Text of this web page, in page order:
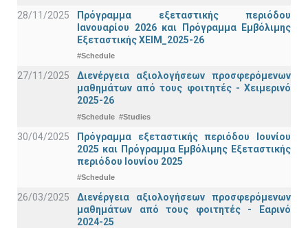
28/11/2025
Πρόγραμμα εξεταστικής περιόδου
Ιανουαρίου 2026 και Πρόγραμμα Εμβόλιμης
Εξεταστικής ΧΕΙΜ_2025-26
#Schedule
27/11/2025
Διενέργεια αξιολογήσεων προσφερόμενων
μαθημάτων από τους φοιτητές - Χειμερινό
2025-26
#Schedule #Studies
30/04/2025
Πρόγραμμα εξεταστικής περιόδου Ιουνίου
2025 και Πρόγραμμα Εμβόλιμης Εξεταστικής
περιόδου Ιουνίου 2025
#Schedule
26/03/2025
Διενέργεια αξιολογήσεων προσφερόμενων
μαθημάτων από τους φοιτητές - Εαρινό
2024-25